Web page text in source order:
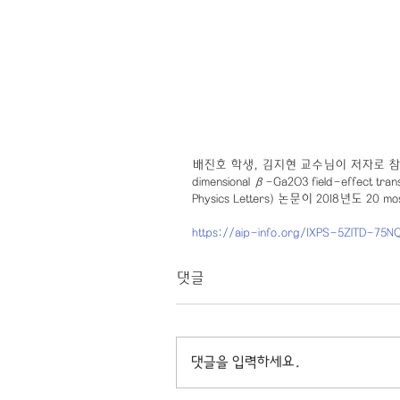
배진호 학생, 김지현 교수님이 저자로
dimensional β-Ga2O3 field-effect
Physics Letters) 논문이 2018년도 20
https://aip-info.org/1XPS-5ZITD-
댓글
댓글을 입력하세요.